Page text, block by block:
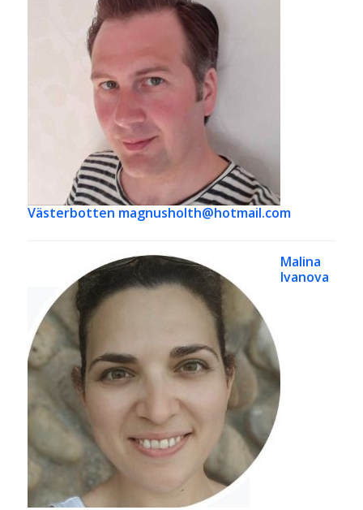
Västerbotten magnusholth@hotmail.com
Malina
Ivanova